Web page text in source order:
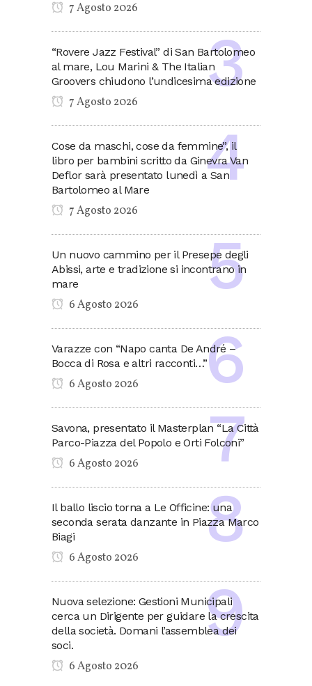
7 Agosto 2026
“Rovere Jazz Festival” di San Bartolomeo
al mare, Lou Marini & The Italian
Groovers chiudono l’undicesima edizione
7 Agosto 2026
Cose da maschi, cose da femmine”, il
libro per bambini scritto da Ginevra Van
Deflor sarà presentato lunedì a San
Bartolomeo al Mare
7 Agosto 2026
Un nuovo cammino per il Presepe degli
Abissi, arte e tradizione si incontrano in
mare
6 Agosto 2026
Varazze con “Napo canta De André –
Bocca di Rosa e altri racconti…”
6 Agosto 2026
Savona, presentato il Masterplan “La Città
Parco-Piazza del Popolo e Orti Folconi”
6 Agosto 2026
Il ballo liscio torna a Le Officine: una
seconda serata danzante in Piazza Marco
Biagi
6 Agosto 2026
Nuova selezione: Gestioni Municipali
cerca un Dirigente per guidare la crescita
della società. Domani l’assemblea dei
soci.
6 Agosto 2026